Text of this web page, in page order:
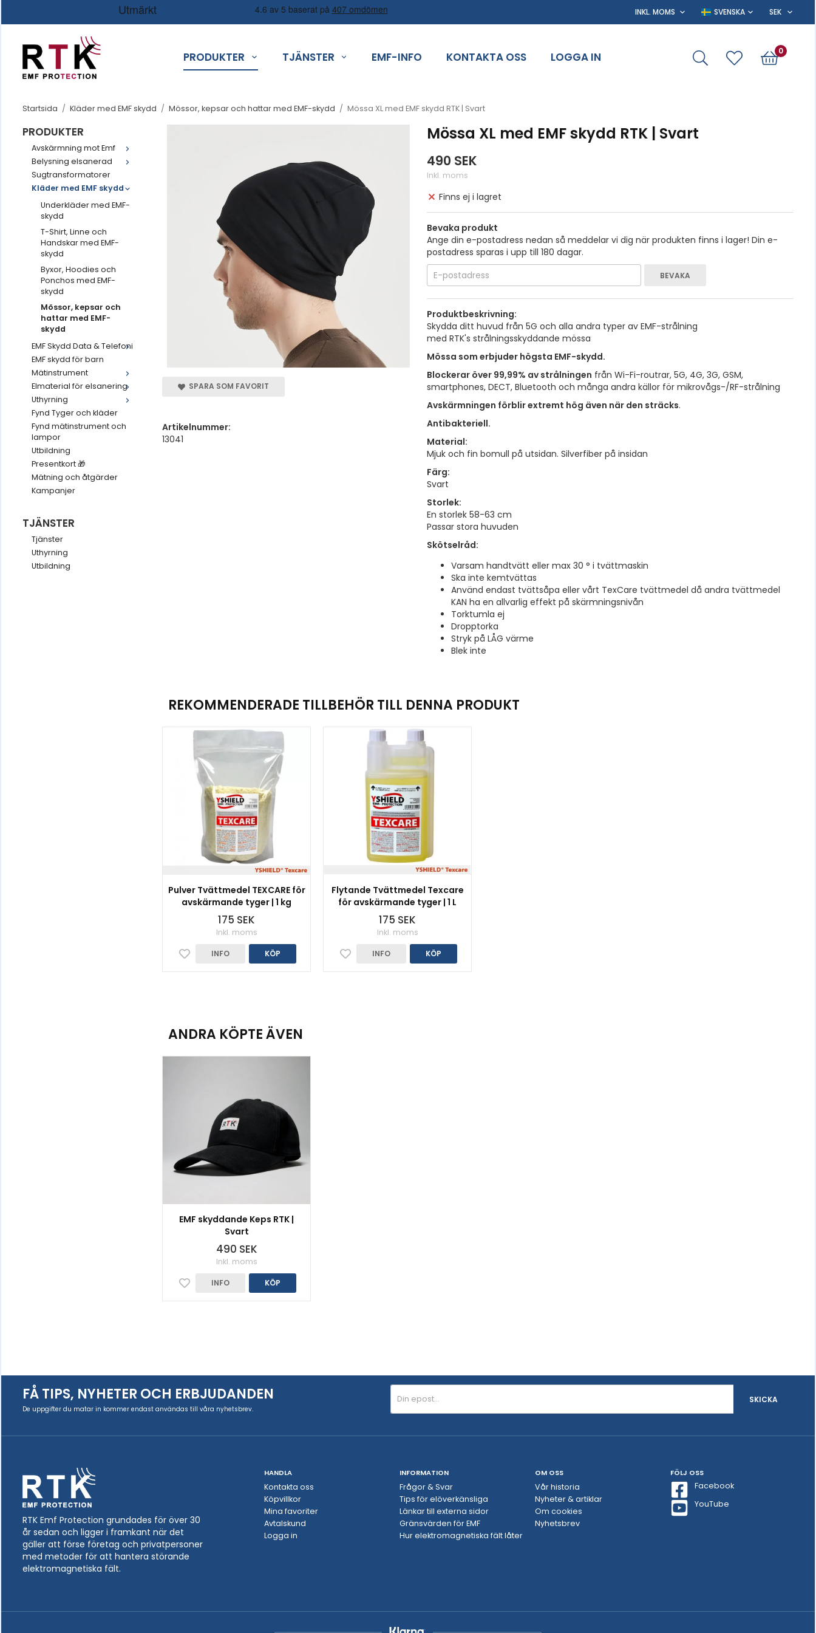
PRODUKTER TJÄNSTER EMF-INFO KONTAKTA OSS LOGGA IN 0
Startsida / Kläder med EMF skydd / Mössor, kepsar och hattar med EMF-skydd / Mössa XL med EMF skydd RTK | Svart
PRODUKTER
Avskärmning mot Emf
Belysning elsanerad
Sugtransformatorer
Kläder med EMF skydd
Underkläder med EMF-
skydd
T-Shirt, Linne och
Handskar med EMF-
skydd
Byxor, Hoodies och
Ponchos med EMF-
skydd
Mössor, kepsar och
hattar med EMF-
skydd
EMF Skydd Data & Telefoni
EMF skydd för barn
Mätinstrument
Elmaterial för elsanering
Uthyrning
Fynd Tyger och kläder
Fynd mätinstrument och
lampor
Utbildning
Presentkort 🎁
Mätning och åtgärder
Kampanjer
TJÄNSTER
Tjänster
Uthyrning
Utbildning
Mössa XL med EMF skydd RTK | Svart
490 SEK
Inkl. moms
Finns ej i lagret
Bevaka produkt
Ange din e-postadress nedan så meddelar vi dig när produkten finns i lager! Din e-
postadress sparas i upp till 180 dagar.
BEVAKA
Produktbeskrivning:
Skydda ditt huvud från 5G och alla andra typer av EMF-strålning
med RTK's strålningsskyddande mössa
Mössa som erbjuder högsta EMF-skydd.
Blockerar över 99,99% av strålningen från Wi-Fi-routrar, 5G, 4G, 3G, GSM,
smartphones, DECT, Bluetooth och många andra källor för mikrovågs-/RF-strålning
Avskärmningen förblir extremt hög även när den sträcks.
Antibakteriell.
Material:
Mjuk och fin bomull på utsidan. Silverfiber på insidan
Färg:
Svart
Storlek:
En storlek 58-63 cm
Passar stora huvuden
Skötselråd:
Varsam handtvätt eller max 30 ° i tvättmaskin
Ska inte kemtvättas
Använd endast tvättsåpa eller vårt TexCare tvättmedel då andra tvättmedel
KAN ha en allvarlig effekt på skärmningsnivån
Torktumla ej
Dropptorka
Stryk på LÅG värme
Blek inte
SPARA SOM FAVORIT
Artikelnummer:
13041
REKOMMENDERADE TILLBEHÖR TILL DENNA PRODUKT
Pulver Tvättmedel TEXCARE för
avskärmande tyger | 1 kg
175 SEK
Inkl. moms
INFO KÖP
Flytande Tvättmedel Texcare
för avskärmande tyger | 1 L
175 SEK
Inkl. moms
INFO KÖP
ANDRA KÖPTE ÄVEN
EMF skyddande Keps RTK |
Svart
490 SEK
Inkl. moms
INFO KÖP
FÅ TIPS, NYHETER OCH ERBJUDANDEN
De uppgifter du matar in kommer endast användas till våra nyhetsbrev.
SKICKA
RTK Emf Protection grundades för över 30
år sedan och ligger i framkant när det
gäller att förse företag och privatpersoner
med metoder för att hantera störande
elektromagnetiska fält.
HANDLA
Kontakta oss
Köpvillkor
Mina favoriter
Avtalskund
Logga in
INFORMATION
Frågor & Svar
Tips för elöverkänsliga
Länkar till externa sidor
Gränsvärden för EMF
Hur elektromagnetiska fält låter
OM OSS
Vår historia
Nyheter & artiklar
Om cookies
Nyhetsbrev
FÖLJ OSS
Facebook
YouTube